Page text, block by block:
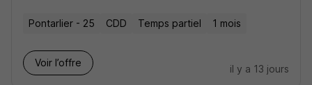
Pontarlier - 25 CDD Temps partiel 1 mois
Voir l’offre
il y a 13 jours